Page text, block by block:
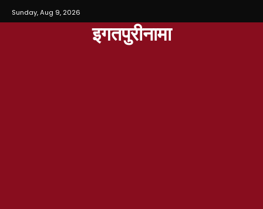
Sunday, Aug 9, 2026
इगतपुरीनामा